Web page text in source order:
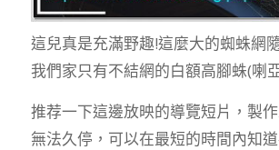
這兒真是充滿野趣!這麼大的蜘蛛網
我們家只有不結網的白額高腳蛛(喇
推荐一下這邊放映的導覽短片，製
無法久停，可以在最短的時間內知